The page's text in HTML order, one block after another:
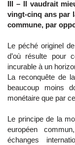
III – Il vaudrait
vingt-cinq ans par
commune, par
Le péché originel
d’où résulte pour
incurable à un
La reconquête de
beaucoup moins
monétaire que par
Le principe de la
européen
échanges